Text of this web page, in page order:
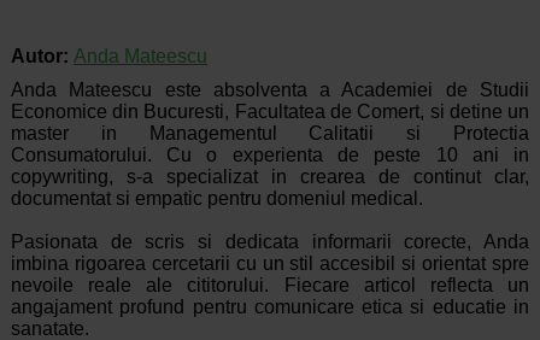
Autor: Anda Mateescu
Anda Mateescu este absolventa a Academiei de Studii
Economice din Bucuresti, Facultatea de Comert, si detine un
master in Managementul Calitatii si Protectia
Consumatorului. Cu o experienta de peste 10 ani in
copywriting, s-a specializat in crearea de continut clar,
documentat si empatic pentru domeniul medical.
Pasionata de scris si dedicata informarii corecte, Anda
imbina rigoarea cercetarii cu un stil accesibil si orientat spre
nevoile reale ale cititorului. Fiecare articol reflecta un
angajament profund pentru comunicare etica si educatie in
sanatate.